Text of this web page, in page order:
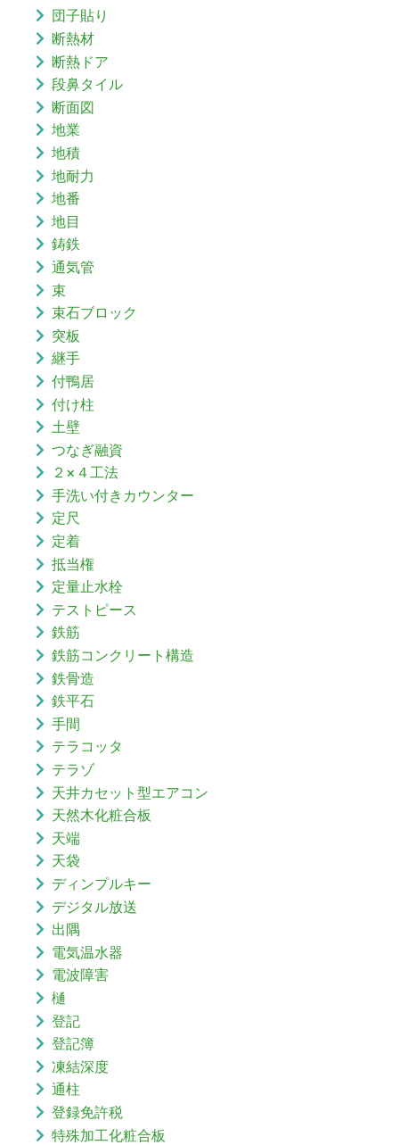
団子貼り
断熱材
断熱ドア
段鼻タイル
断面図
地業
地積
地耐力
地番
地目
鋳鉄
通気管
束
束石ブロック
突板
継手
付鴨居
付け柱
土壁
つなぎ融資
２×４工法
手洗い付きカウンター
定尺
定着
抵当権
定量止水栓
テストピース
鉄筋
鉄筋コンクリート構造
鉄骨造
鉄平石
手間
テラコッタ
テラゾ
天井カセット型エアコン
天然木化粧合板
天端
天袋
ディンプルキー
デジタル放送
出隅
電気温水器
電波障害
樋
登記
登記簿
凍結深度
通柱
登録免許税
特殊加工化粧合板